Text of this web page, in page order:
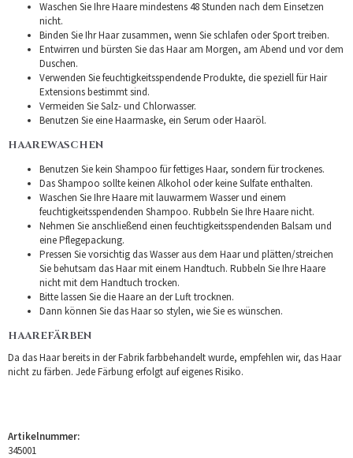
Waschen Sie Ihre Haare mindestens 48 Stunden nach dem Einsetzen
nicht.
Binden Sie Ihr Haar zusammen, wenn Sie schlafen oder Sport treiben.
Entwirren und bürsten Sie das Haar am Morgen, am Abend und vor dem
Duschen.
Verwenden Sie feuchtigkeitsspendende Produkte, die speziell für Hair
Extensions bestimmt sind.
Vermeiden Sie Salz- und Chlorwasser.
Benutzen Sie eine Haarmaske, ein Serum oder Haaröl.
HAAREWASCHEN
Benutzen Sie kein Shampoo für fettiges Haar, sondern für trockenes.
Das Shampoo sollte keinen Alkohol oder keine Sulfate enthalten.
Waschen Sie Ihre Haare mit lauwarmem Wasser und einem
feuchtigkeitsspendenden Shampoo. Rubbeln Sie Ihre Haare nicht.
Nehmen Sie anschließend einen feuchtigkeitsspendenden Balsam und
eine Pflegepackung.
Pressen Sie vorsichtig das Wasser aus dem Haar und plätten/streichen
Sie behutsam das Haar mit einem Handtuch. Rubbeln Sie Ihre Haare
nicht mit dem Handtuch trocken.
Bitte lassen Sie die Haare an der Luft trocknen.
Dann können Sie das Haar so stylen, wie Sie es wünschen.
HAAREFÄRBEN
Da das Haar bereits in der Fabrik farbbehandelt wurde, empfehlen wir, das Haar
nicht zu färben. Jede Färbung erfolgt auf eigenes Risiko.
Artikelnummer:
345001